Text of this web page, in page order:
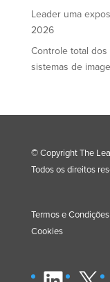
Leader uma
2026
Controle total dos
sistemas de
© Copyright The
Todos os direitos
Termos e Condições
Cookies